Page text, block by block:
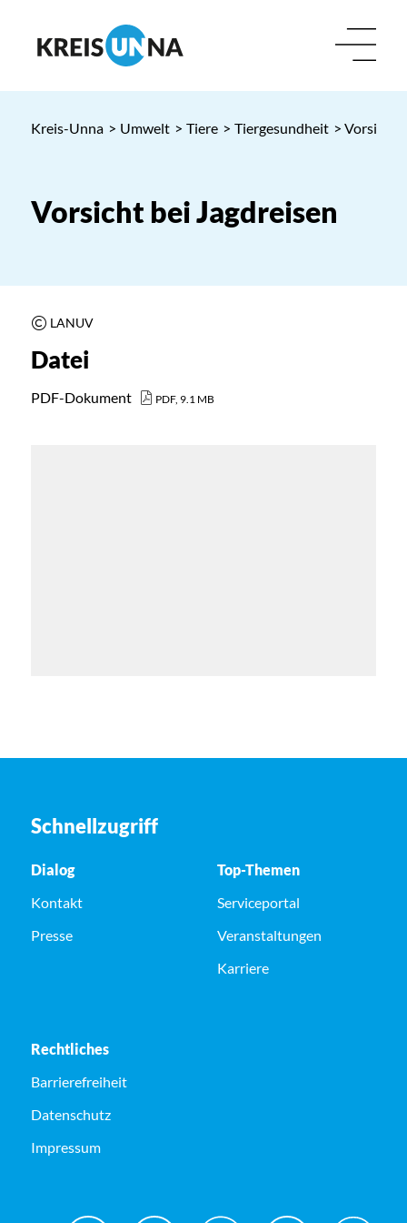
Kreis-Unna > Umwelt > Tiere > Tiergesundheit > Vorsicht
Vorsicht bei Jagdreisen
LANUV
Datei
PDF-Dokument PDF, 9.1 MB
Schnellzugriff
Dialog
Kontakt
Presse
Top-Themen
Serviceportal
Veranstaltungen
Karriere
Rechtliches
Barrierefreiheit
Datenschutz
Impressum